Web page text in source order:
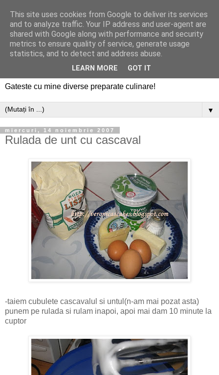
Gateste cu mine diverse preparate culinare!
▼
miercuri, 14 noiembrie 2007
Rulada de unt cu cascaval
-taiem cubulete cascavalul si untul(n-am mai pozat asta)
punem pe rulada si rulam inapoi, apoi mai dam 10 minute la
cuptor
This site uses cookies from Google to deliver its services
and to analyze traffic. Your IP address and user-agent are
shared with Google along with performance and security
metrics to ensure quality of service, generate usage
statistics, and to detect and address abuse.
LEARN MORE GOT IT